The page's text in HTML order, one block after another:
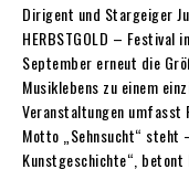
Dirigent und Stargeiger
HERBSTGOLD – Festival
September erneut die
Musiklebens zu einem
Veranstaltungen umfasst
Motto „Sehnsucht“
Kunstgeschichte“, betont